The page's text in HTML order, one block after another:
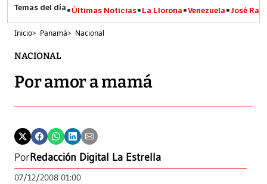
Últimas Noticias La Llorona Venezuela José
Inicio> Panamá> Nacional
NACIONAL
Por amor a mamá
PorRedacción Digital La Estrella
07/12/2008 01:00